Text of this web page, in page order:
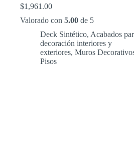
$1,961.00
Valorado con 5.00 de 5
Deck Sintético, Acabados
decoración interiores y
exteriores, Muros
Pisos